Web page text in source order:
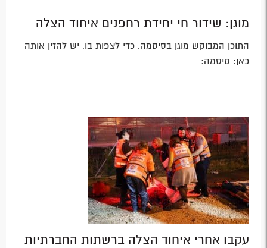
מוגן: שידור חי יחידת רחפנים איחוד הצלה
התוכן המבוקש מוגן בסיסמה. כדי לצפות בו, יש להזין אותה
כאן: סיסמה:
עקבו אחרי איחוד הצלה ברשתות החברתיות